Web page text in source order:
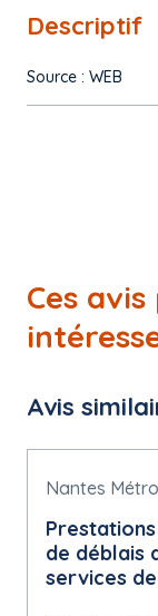
Descriptif
Source : WEB
Ces
Avis
Nantes
de déblais
services